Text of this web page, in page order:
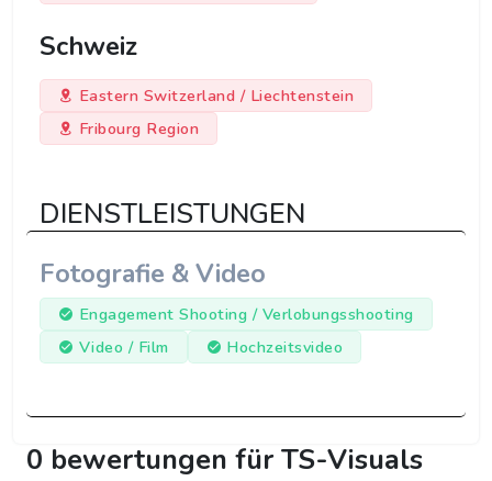
Schweiz
Eastern Switzerland / Liechtenstein
Fribourg Region
DIENSTLEISTUNGEN
Fotografie & Video
Engagement Shooting / Verlobungsshooting
Video / Film
Hochzeitsvideo
0 bewertungen für TS-Visuals